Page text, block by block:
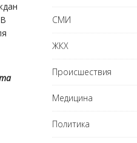
СМИ
ЖКХ
Происшествия
Медицина
Политика